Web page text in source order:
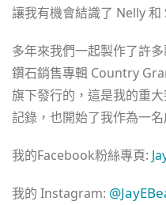
讓我有機會結識了 Nelly 和
多年來我們一起製作了許
鑽石銷售專輯 Country
旗下發行的，這是我的重
記錄，也開始了我作為一
我的Facebook粉絲專頁:
我的 Instagram: